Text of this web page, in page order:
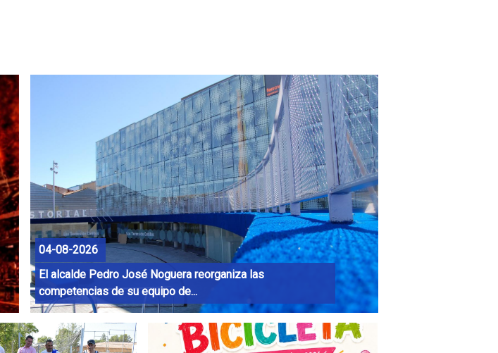
El alcalde Pedro José Noguera reorganiza las
competencias de su equipo de...
04-08-2026